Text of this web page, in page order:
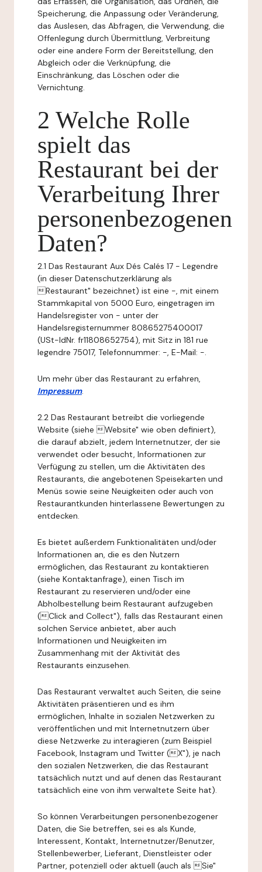
Speicherung, die Anpassung oder Veränderung,
das Auslesen, das Abfragen, die Verwendung, die
Offenlegung durch Übermittlung, Verbreitung
oder eine andere Form der Bereitstellung, den
Abgleich oder die Verknüpfung, die
Einschränkung, das Löschen oder die
Vernichtung.
2 Welche Rolle
spielt das
Restaurant bei der
Verarbeitung Ihrer
personenbezogenen
Daten?
2.1 Das Restaurant Aux Dés Calés 17 - Legendre
(in dieser Datenschutzerklärung als
Restaurant" bezeichnet) ist eine -, mit einem
Stammkapital von 5000 Euro, eingetragen im
Handelsregister von - unter der
Handelsregisternummer 80865275400017
(USt-IdNr. fr11808652754), mit Sitz in 181 rue
legendre 75017, Telefonnummer: -, E-Mail: -.
Um mehr über das Restaurant zu erfahren,
Impressum.
2.2 Das Restaurant betreibt die vorliegende
Website (siehe Website" wie oben definiert),
die darauf abzielt, jedem Internetnutzer, der sie
verwendet oder besucht, Informationen zur
Verfügung zu stellen, um die Aktivitäten des
Restaurants, die angebotenen Speisekarten und
Menüs sowie seine Neuigkeiten oder auch von
Restaurantkunden hinterlassene Bewertungen zu
entdecken.
Es bietet außerdem Funktionalitäten und/oder
Informationen an, die es den Nutzern
ermöglichen, das Restaurant zu kontaktieren
(siehe Kontaktanfrage), einen Tisch im
Restaurant zu reservieren und/oder eine
Abholbestellung beim Restaurant aufzugeben
(Click and Collect"), falls das Restaurant einen
solchen Service anbietet, aber auch
Informationen und Neuigkeiten im
Zusammenhang mit der Aktivität des
Restaurants einzusehen.
Das Restaurant verwaltet auch Seiten, die seine
Aktivitäten präsentieren und es ihm
ermöglichen, Inhalte in sozialen Netzwerken zu
veröffentlichen und mit Internetnutzern über
diese Netzwerke zu interagieren (zum Beispiel
Facebook, Instagram und Twitter (X"), je nach
den sozialen Netzwerken, die das Restaurant
tatsächlich nutzt und auf denen das Restaurant
tatsächlich eine von ihm verwaltete Seite hat).
So können Verarbeitungen personenbezogener
Daten, die Sie betreffen, sei es als Kunde,
Interessent, Kontakt, Internetnutzer/Benutzer,
Stellenbewerber, Lieferant, Dienstleister oder
Partner, potenziell oder aktuell (auch als Sie"